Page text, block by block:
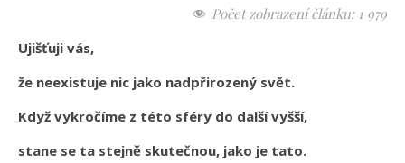
Počet zobrazení článku: 1 979
Ujišťuji vás,
že neexistuje nic jako nadpřirozený svět.
Když vykročíme z této sféry do další vyšší,
stane se ta stejně skutečnou, jako je tato.